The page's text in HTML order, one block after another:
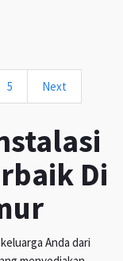
5 Next
Di
Anda dari